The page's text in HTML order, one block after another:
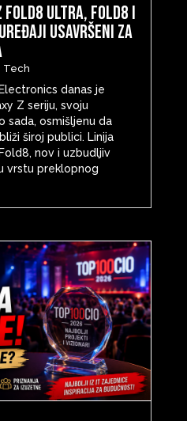
Fold8 Ultra, Fold8 i
usavršeni za
Tech
danas je
Z seriju, svoju
sada, osmišljenu da
široj publici. Linija
nov i uzbudljiv
vrstu preklopnog